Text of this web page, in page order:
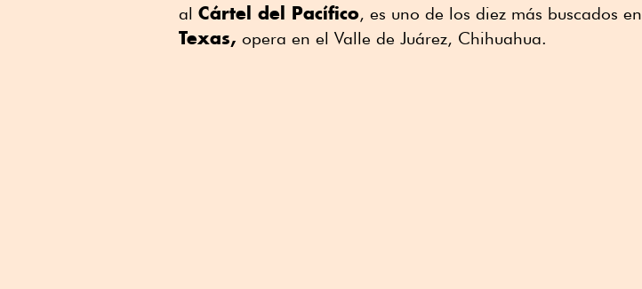
al Cártel del Pacífico, es uno de los diez más buscados en
Texas, opera en el Valle de Juárez, Chihuahua.